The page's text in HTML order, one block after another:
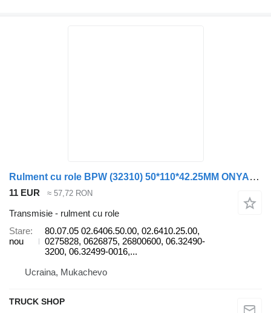
Rulment cu role BPW (32310) 50*110*42.25MM ONYARBI 80.07.05 pentru remorcă
11 EUR ≈ 57,72 RON
Transmisie - rulment cu role
Stare
nou
80.07.05 02.6406.50.00, 02.6410.25.00,
0275828, 0626875, 26800600, 06.32490-
3200, 06.32499-0016,...
Ucraina, Mukachevo
TRUCK SHOP